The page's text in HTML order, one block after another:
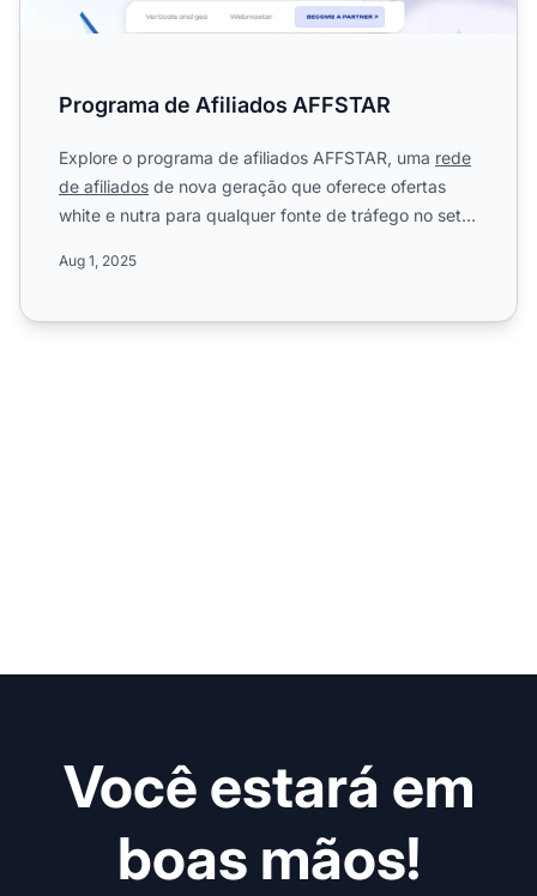
Programa de Afiliados AFFSTAR
Explore o programa de afiliados AFFSTAR, uma rede
de afiliados de nova geração que oferece ofertas
white e nutra para qualquer fonte de tráfego no setor
Aug 1, 2025
Você estará em
boas mãos!